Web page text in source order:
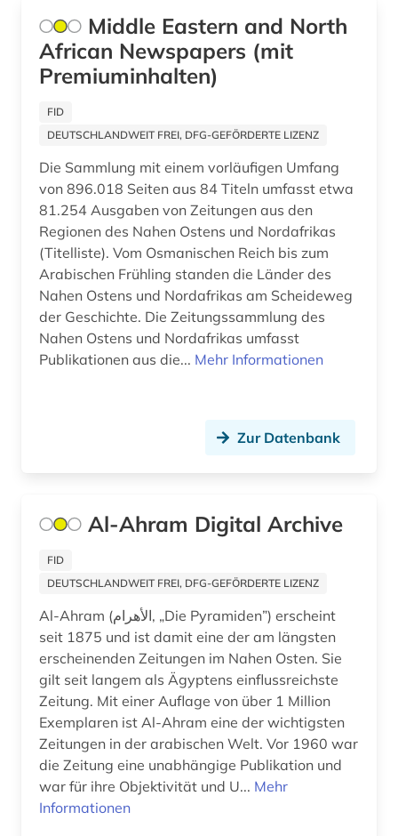
iberische halbinsel (1)
iberoromanisch (1)
ideengeschichte (1)
internationale organisation (1)
internationale politik (1)
iran (1)
irland (1)
island (1)
italianistik (9)
karibik (2)
karten (1)
kartografie (1)
kartographie (1)
katalog (1)
kino (1)
kolonialreich (1)
Jugoslawien (1)
Kanada (3)
Litauen (1)
Luxemburg (1)
Makedonien (1)
Mecklenburg-Vorpommern (2)
Mittelamerika (6)
Oesterreich (4)
Ostmitteleuropa (1)
Polen (1)
Portugal (2)
Rheinland-Pfalz (2)
Roemisches Reich (1)
Rumänien (1)
Middle Eastern and North
African Newspapers (mit
Premiuminhalten)
FID
DEUTSCHLANDWEIT FREI, DFG-GEFÖRDERTE LIZENZ
Die Sammlung mit einem vorläufigen Umfang
von 896.018 Seiten aus 84 Titeln umfasst etwa
81.254 Ausgaben von Zeitungen aus den
Regionen des Nahen Ostens und Nordafrikas
(Titelliste). Vom Osmanischen Reich bis zum
Arabischen Frühling standen die Länder des
Nahen Ostens und Nordafrikas am Scheideweg
der Geschichte. Die Zeitungssammlung des
Nahen Ostens und Nordafrikas umfasst
Publikationen aus die... Mehr Informationen
Zur Datenbank
Al-Ahram Digital Archive
FID
DEUTSCHLANDWEIT FREI, DFG-GEFÖRDERTE LIZENZ
Al-Ahram (الأهرام‎, „Die Pyramiden”) erscheint
seit 1875 und ist damit eine der am längsten
erscheinenden Zeitungen im Nahen Osten. Sie
gilt seit langem als Ägyptens einflussreichste
Zeitung. Mit einer Auflage von über 1 Million
Exemplaren ist Al-Ahram eine der wichtigsten
Zeitungen in der arabischen Welt. Vor 1960 war
die Zeitung eine unabhängige Publikation und
war für ihre Objektivität und U... Mehr
Informationen